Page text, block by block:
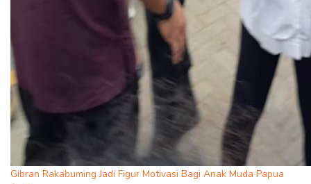
Gibran Rakabuming Jadi Figur Motivasi Bagi Anak Muda Papua